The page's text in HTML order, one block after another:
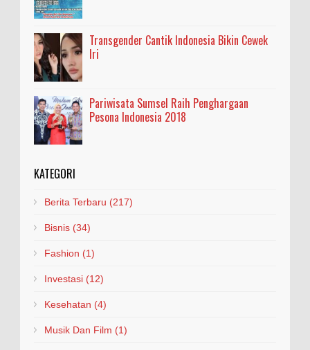
Transgender Cantik Indonesia Bikin Cewek
Iri
Pariwisata Sumsel Raih Penghargaan
Pesona Indonesia 2018
KATEGORI
Berita Terbaru (217)
Bisnis (34)
Fashion (1)
Investasi (12)
Kesehatan (4)
Musik Dan Film (1)